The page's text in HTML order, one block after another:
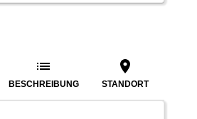
BESCHREIBUNG STANDORT